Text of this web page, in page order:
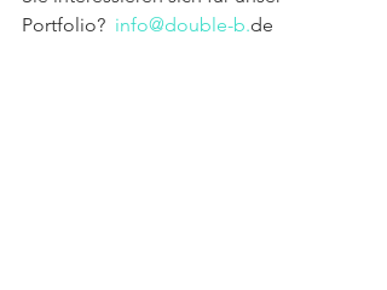
Portfolio? info@double-b.de